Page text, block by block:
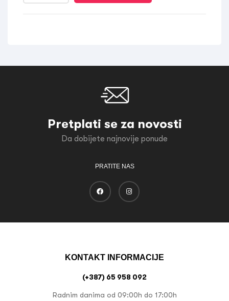
Pretplati se za novosti
Da dobijete najnovije ponude
PRATITE NAS
KONTAKT INFORMACIJE
(+387) 65 958 092
Radnim danima od 09:00h do 17:00h